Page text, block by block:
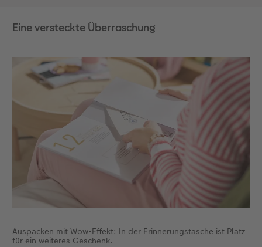
Eine versteckte Überraschung
Auspacken mit Wow-Effekt: In der Erinnerungstasche ist Platz
für ein weiteres Geschenk.